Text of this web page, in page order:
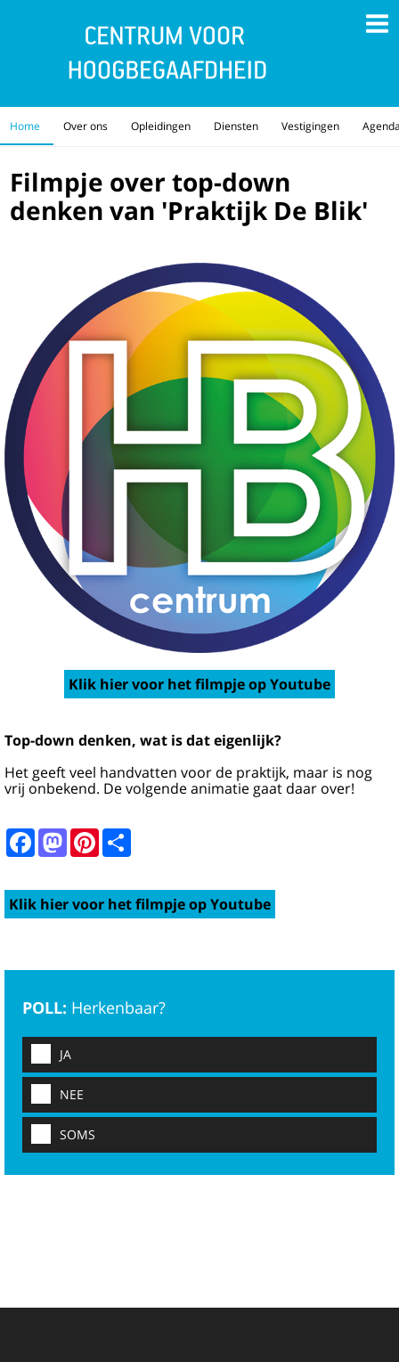
Home Over ons Opleidingen Diensten Vestigingen
Filmpje over top-down
denken van 'Praktijk De Blik'
Klik hier voor het filmpje op Youtube
Top-down denken, wat is dat eigenlijk?
Het geeft veel handvatten voor de praktijk, maar is nog
vrij onbekend. De volgende animatie gaat daar over!
FacebookMastodon
Pinterest
Klik hier voor het filmpje op Youtube
POLL: Herkenbaar?
JA
NEE
SOMS